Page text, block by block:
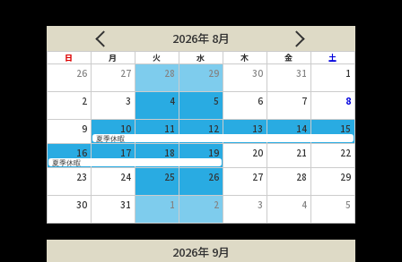
2026年 8月
日 月 火 水 木 金 土
26 27 28 29 30 31 1
2 3 4 5 6 7 8
9 10 11 12 13 14 15
夏季休暇
16 17 18 19 20 21 22
夏季休暇
23 24 25 26 27 28 29
30 31 1 2 3 4 5
2026年 9月